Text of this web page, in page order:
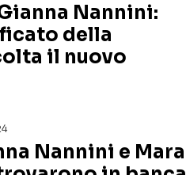
Nannini:
della
il nuovo
Nannini e Mara